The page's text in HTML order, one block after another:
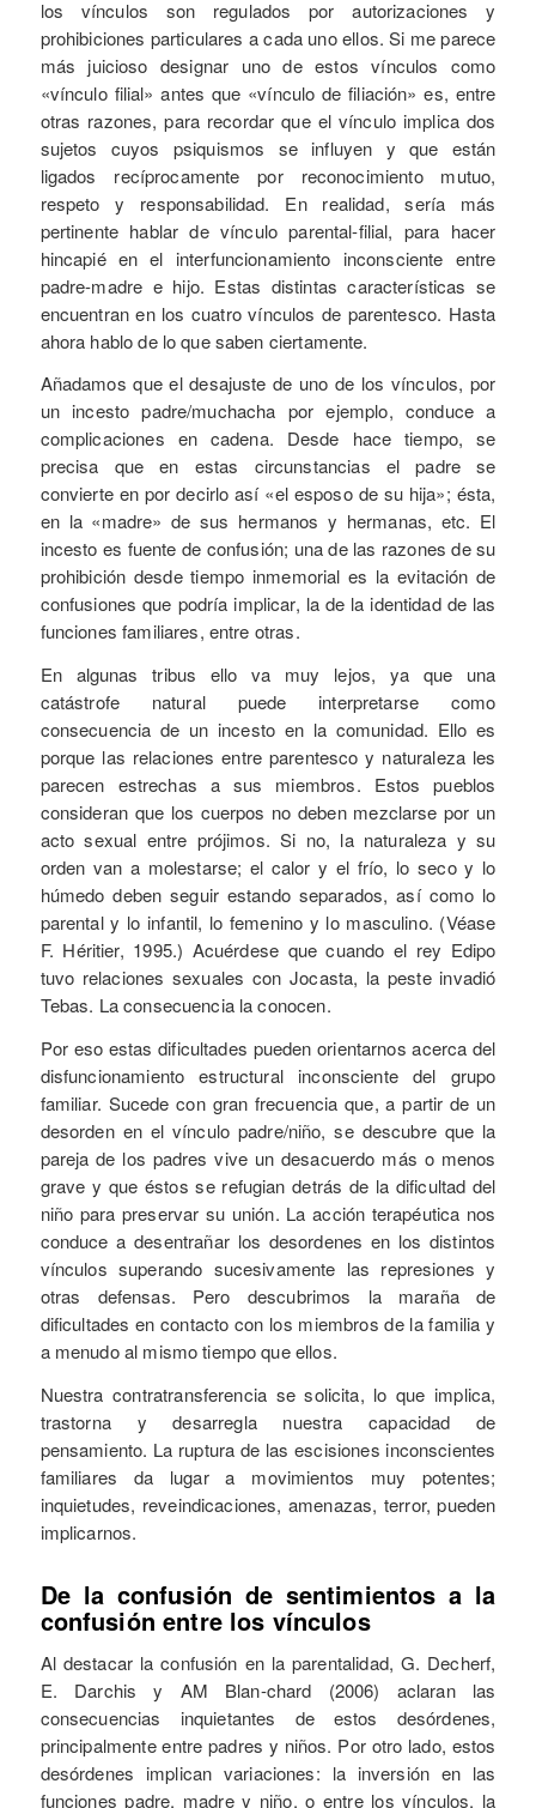
los vínculos son regulados por autorizaciones y
prohibiciones particulares a cada uno ellos. Si me parece
más juicioso designar uno de estos vínculos como
«vínculo filial» antes que «vínculo de filiación» es, entre
otras razones, para recordar que el vínculo implica dos
sujetos cuyos psiquismos se influyen y que están
ligados recíprocamente por reconocimiento mutuo,
respeto y responsabilidad. En realidad, sería más
pertinente hablar de vínculo parental-filial, para hacer
hincapié en el interfuncionamiento inconsciente entre
padre-madre e hijo. Estas distintas características se
encuentran en los cuatro vínculos de parentesco. Hasta
ahora hablo de lo que saben ciertamente.
Añadamos que el desajuste de uno de los vínculos, por
un incesto padre/muchacha por ejemplo, conduce a
complicaciones en cadena. Desde hace tiempo, se
precisa que en estas circunstancias el padre se
convierte en por decirlo así «el esposo de su hija»; ésta,
en la «madre» de sus hermanos y hermanas, etc. El
incesto es fuente de confusión; una de las razones de su
prohibición desde tiempo inmemorial es la evitación de
confusiones que podría implicar, la de la identidad de las
funciones familiares, entre otras.
En algunas tribus ello va muy lejos, ya que una
catástrofe natural puede interpretarse como
consecuencia de un incesto en la comunidad. Ello es
porque las relaciones entre parentesco y naturaleza les
parecen estrechas a sus miembros. Estos pueblos
consideran que los cuerpos no deben mezclarse por un
acto sexual entre prójimos. Si no, la naturaleza y su
orden van a molestarse; el calor y el frío, lo seco y lo
húmedo deben seguir estando separados, así como lo
parental y lo infantil, lo femenino y lo masculino. (Véase
F. Héritier, 1995.) Acuérdese que cuando el rey Edipo
tuvo relaciones sexuales con Jocasta, la peste invadió
Tebas. La consecuencia la conocen.
Por eso estas dificultades pueden orientarnos acerca del
disfuncionamiento estructural inconsciente del grupo
familiar. Sucede con gran frecuencia que, a partir de un
desorden en el vínculo padre/niño, se descubre que la
pareja de los padres vive un desacuerdo más o menos
grave y que éstos se refugian detrás de la dificultad del
niño para preservar su unión. La acción terapéutica nos
conduce a desentrañar los desordenes en los distintos
vínculos superando sucesivamente las represiones y
otras defensas. Pero descubrimos la maraña de
dificultades en contacto con los miembros de la familia y
a menudo al mismo tiempo que ellos.
Nuestra contratransferencia se solicita, lo que implica,
trastorna y desarregla nuestra capacidad de
pensamiento. La ruptura de las escisiones inconscientes
familiares da lugar a movimientos muy potentes;
inquietudes, reveindicaciones, amenazas, terror, pueden
implicarnos.
De la confusión de sentimientos a la
confusión entre los vínculos
Al destacar la confusión en la parentalidad, G. Decherf,
E. Darchis y AM Blan-chard (2006) aclaran las
consecuencias inquietantes de estos desórdenes,
principalmente entre padres y niños. Por otro lado, estos
desórdenes implican variaciones: la inversión en las
funciones padre, madre y niño, o entre los vínculos, la